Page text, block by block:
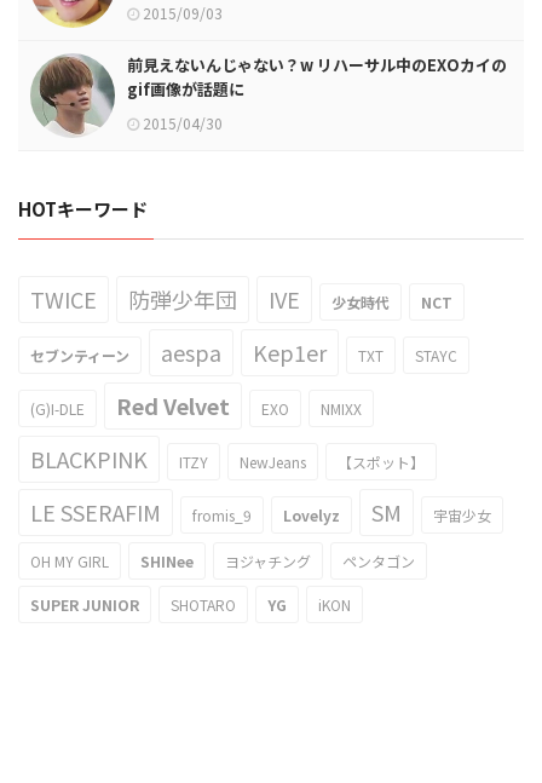
2015/09/03
前見えないんじゃない？w リハーサル中のEXOカイの
gif画像が話題に
2015/04/30
HOTキーワード
TWICE 防弾少年団 IVE 少女時代 NCT
セブンティーン aespa Kep1er TXT STAYC
(G)I-DLE Red Velvet EXO NMIXX
BLACKPINK ITZY NewJeans 【スポット】
LE SSERAFIM fromis_9 Lovelyz SM 宇宙少女
OH MY GIRL SHINee ヨジャチング ペンタゴン
SUPER JUNIOR SHOTARO YG iKON